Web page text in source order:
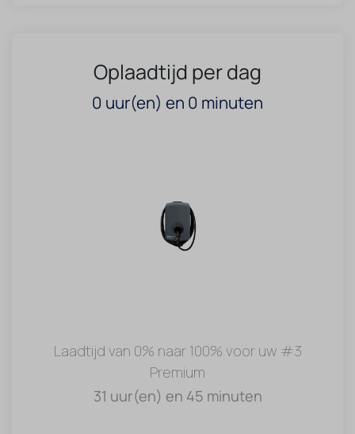
Oplaadtijd per dag
0 uur(en) en 0 minuten
Laadtijd van 0% naar 100% voor uw #3
Premium
31 uur(en) en 45 minuten